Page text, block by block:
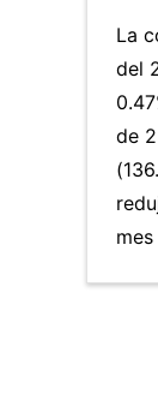
La
del
de